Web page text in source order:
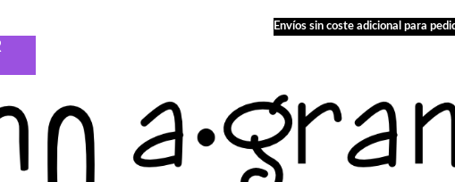
Envíos sin coste adicional para